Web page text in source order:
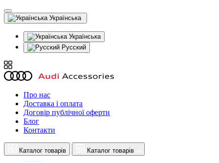
Українська
Українська
Русский
Про нас
Доставка і оплата
Договір публічної оферти
Блог
Контакти
Каталог товарів Каталог товарів